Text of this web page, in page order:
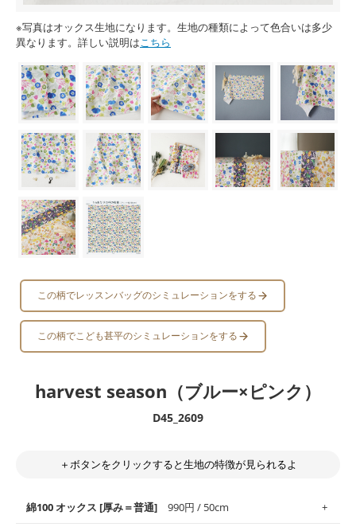
※写真はオックス生地になります。生地の種類によって色合いは多少
異なります。詳しい説明はこちら
この柄でレッスンバッグのシミュレーションをする
この柄でこども甚平のシミュレーションをする
harvest season（ブルー×ピンク）
D45_2609
＋ボタンをクリックすると生地の特徴が見られるよ
綿100 オックス [厚み＝普通] 990円 / 50cm